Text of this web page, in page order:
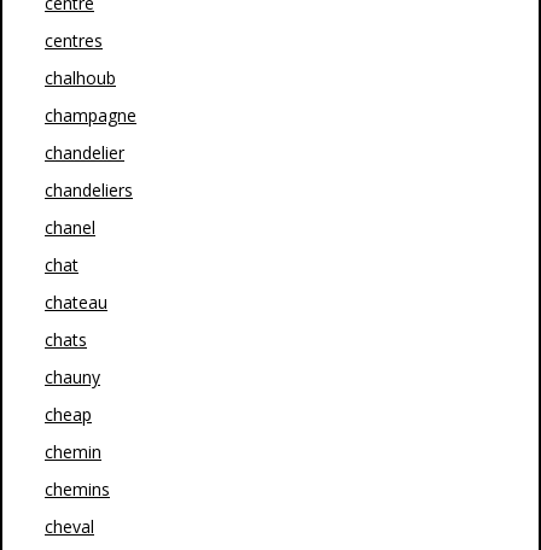
centres
chalhoub
champagne
chandelier
chandeliers
chanel
chat
chateau
chats
chauny
cheap
chemin
chemins
cheval